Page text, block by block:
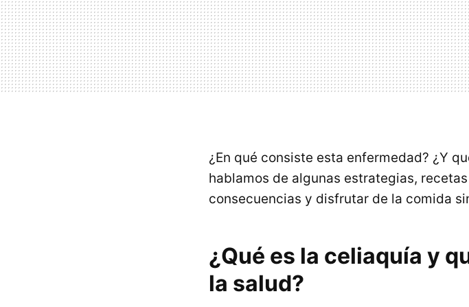
¿En qué consiste esta enfermedad? ¿Y
hablamos de algunas estrategias,
consecuencias y disfrutar de la comida
¿Qué es la celiaquía y
la salud?